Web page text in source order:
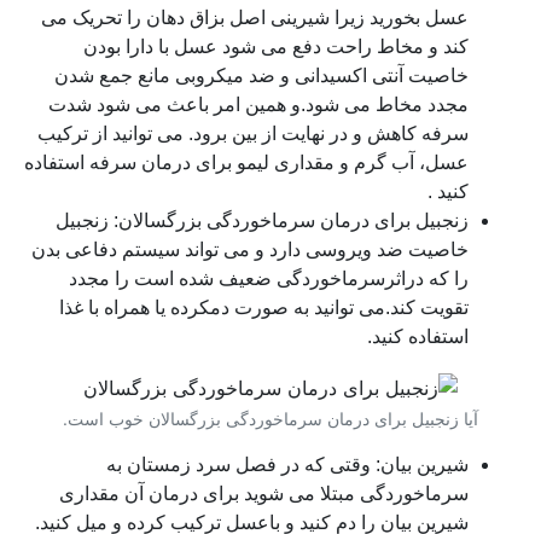
عسل بخورید زیرا شیرینی اصل بزاق دهان را تحریک می
کند و مخاط راحت دفع می شود عسل با دارا بودن
خاصیت آنتی اکسیدانی و ضد میکروبی مانع جمع شدن
مجدد مخاط می شود.و همین امر باعث می شود شدت
سرفه کاهش و در نهایت از بین برود. می توانید از ترکیب
عسل، آب گرم و مقداری لیمو برای درمان سرفه استفاده
کنید .
زنجبیل برای درمان سرماخوردگی بزرگسالان: زنجبیل
خاصیت ضد ویروسی دارد و می تواند سیستم دفاعی بدن
را که دراثرسرماخوردگی ضعیف شده است را مجدد
تقویت کند.می توانید به صورت دمکرده یا همراه با غذا
استفاده کنید.
آیا زنجبیل برای درمان سرماخوردگی بزرگسالان خوب است.
شیرین بیان: وقتی که در فصل سرد زمستان به
سرماخوردگی مبتلا می شوید برای درمان آن مقداری
شیرین بیان را دم کنید و باعسل ترکیب کرده و میل کنید.